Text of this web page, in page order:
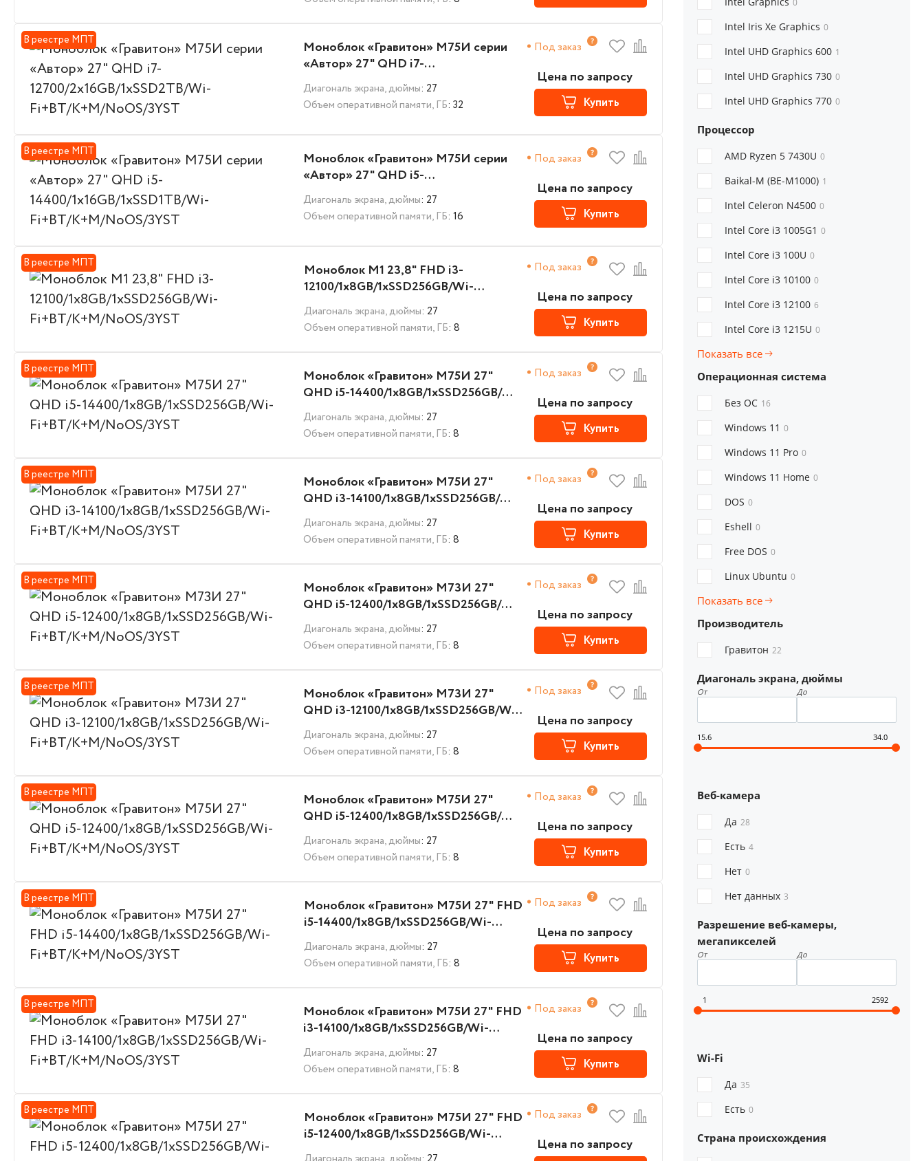
В реестре МПТ
Моноблок «Гравитон» М75И серии
«Автор» 27" QHD i7-
12700/2x16GB/1xSSD2TB/Wi-
Fi+BT/K+M/NoOS/3YST
Диагональ экрана, дюймы: 27
Объем оперативной памяти, ГБ: 32
Цена по запросу
Под заказ
Купить
В реестре МПТ
Моноблок «Гравитон» М75И серии
«Автор» 27" QHD i5-
14400/1x16GB/1xSSD1TB/Wi-
Fi+BT/K+M/NoOS/3YST
Диагональ экрана, дюймы: 27
Объем оперативной памяти, ГБ: 16
Цена по запросу
Под заказ
Купить
В реестре МПТ
Моноблок М1 23,8" FHD i3-
12100/1x8GB/1xSSD256GB/Wi-
Fi+BT/K+M/NoOS/3YST
Диагональ экрана, дюймы: 27
Объем оперативной памяти, ГБ: 8
Цена по запросу
Под заказ
Купить
В реестре МПТ
Моноблок «Гравитон» М75И 27"
QHD i5-14400/1x8GB/1xSSD256GB/Wi-
Fi+BT/K+M/NoOS/3YST
Диагональ экрана, дюймы: 27
Объем оперативной памяти, ГБ: 8
Цена по запросу
Под заказ
Купить
В реестре МПТ
Моноблок «Гравитон» М75И 27"
QHD i3-14100/1x8GB/1xSSD256GB/Wi-
Fi+BT/K+M/NoOS/3YST
Диагональ экрана, дюймы: 27
Объем оперативной памяти, ГБ: 8
Цена по запросу
Под заказ
Купить
В реестре МПТ
Моноблок «Гравитон» М73И 27"
QHD i5-12400/1x8GB/1xSSD256GB/Wi-
Fi+BT/K+M/NoOS/3YST
Диагональ экрана, дюймы: 27
Объем оперативной памяти, ГБ: 8
Цена по запросу
Под заказ
Купить
В реестре МПТ
Моноблок «Гравитон» М73И 27"
QHD i3-12100/1x8GB/1xSSD256GB/Wi-
Fi+BT/K+M/NoOS/3YST
Диагональ экрана, дюймы: 27
Объем оперативной памяти, ГБ: 8
Цена по запросу
Под заказ
Купить
В реестре МПТ
Моноблок «Гравитон» М75И 27"
QHD i5-12400/1x8GB/1xSSD256GB/Wi-
Fi+BT/K+M/NoOS/3YST
Диагональ экрана, дюймы: 27
Объем оперативной памяти, ГБ: 8
Цена по запросу
Под заказ
Купить
В реестре МПТ
Моноблок «Гравитон» М75И 27" FHD
i5-14400/1x8GB/1xSSD256GB/Wi-
Fi+BT/K+M/NoOS/3YST
Диагональ экрана, дюймы: 27
Объем оперативной памяти, ГБ: 8
Цена по запросу
Под заказ
Купить
В реестре МПТ
Моноблок «Гравитон» М75И 27" FHD
i3-14100/1x8GB/1xSSD256GB/Wi-
Fi+BT/K+M/NoOS/3YST
Диагональ экрана, дюймы: 27
Объем оперативной памяти, ГБ: 8
Цена по запросу
Под заказ
Купить
В реестре МПТ
Моноблок «Гравитон» М75И 27" FHD
i5-12400/1x8GB/1xSSD256GB/Wi-
Fi+BT/K+M/NoOS/3YST
Цена по запросу
Под заказ
0
Intel Iris Xe Graphics 0
Intel UHD Graphics 600 1
Intel UHD Graphics 730 0
Intel UHD Graphics 770 0
Процессор
AMD Ryzen 5 7430U 0
Baikal-M (BE-M1000) 1
Intel Celeron N4500 0
Intel Core i3 1005G1 0
Intel Core i3 100U 0
Intel Core i3 10100 0
Intel Core i3 12100 6
Intel Core i3 1215U 0
Показать все
Операционная система
Без ОС 16
Windows 11 0
Windows 11 Pro 0
Windows 11 Home 0
DOS 0
Eshell 0
Free DOS 0
Linux Ubuntu 0
Показать все
Производитель
Гравитон 22
Диагональ экрана, дюймы
От До
15.6 34.0
Веб-камера
Да 28
Есть 4
Нет 0
Нет данных 3
Разрешение веб-камеры,
мегапикселей
От До
1 2592
Wi-Fi
Да 35
Есть 0
Страна происхождения